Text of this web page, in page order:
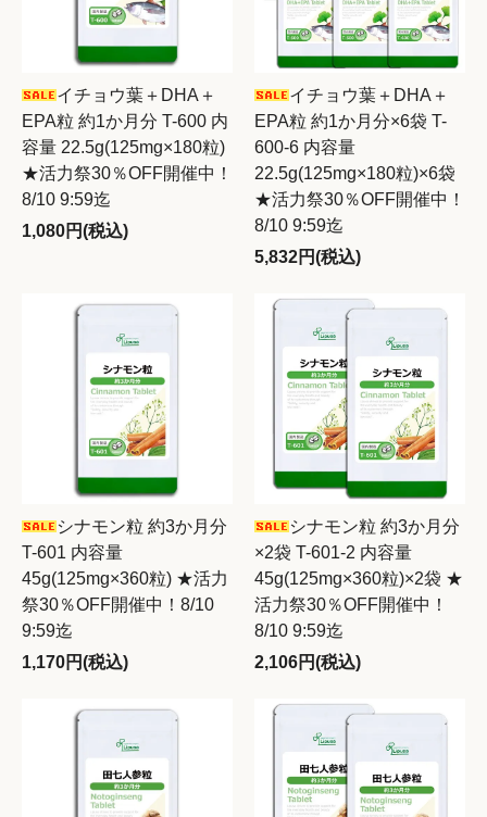
イチョウ葉＋DHA＋
EPA粒 約1か月分 T-600 内
容量 22.5g(125mg×180粒)
★活力祭30％OFF開催中！
8/10 9:59迄
1,080円(税込)
イチョウ葉＋DHA＋
EPA粒 約1か月分×6袋 T-
600-6 内容量
22.5g(125mg×180粒)×6袋
★活力祭30％OFF開催中！
8/10 9:59迄
5,832円(税込)
シナモン粒 約3か月分
T-601 内容量
45g(125mg×360粒) ★活力
祭30％OFF開催中！8/10
9:59迄
1,170円(税込)
シナモン粒 約3か月分
×2袋 T-601-2 内容量
45g(125mg×360粒)×2袋 ★
活力祭30％OFF開催中！
8/10 9:59迄
2,106円(税込)